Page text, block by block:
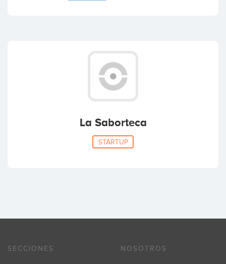
La Saborteca
STARTUP
SECCIONES NOSOTROS